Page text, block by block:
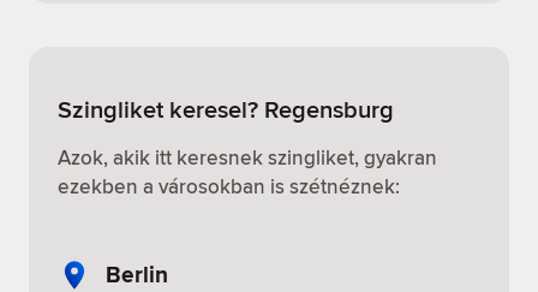
Szingliket keresel? Regensburg
Azok, akik itt keresnek szingliket, gyakran
ezekben a városokban is szétnéznek:
Berlin